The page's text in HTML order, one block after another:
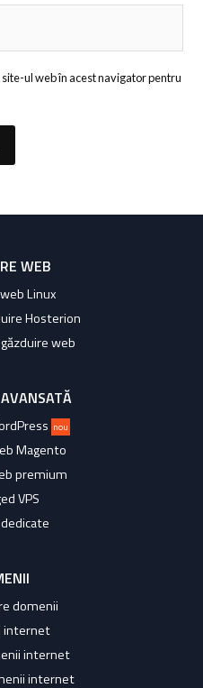
ul web în acest navigator pentru
WEB
Linux
Hosterion
web
nou
Magento
premium
VPS
domenii
internet
internet
internet